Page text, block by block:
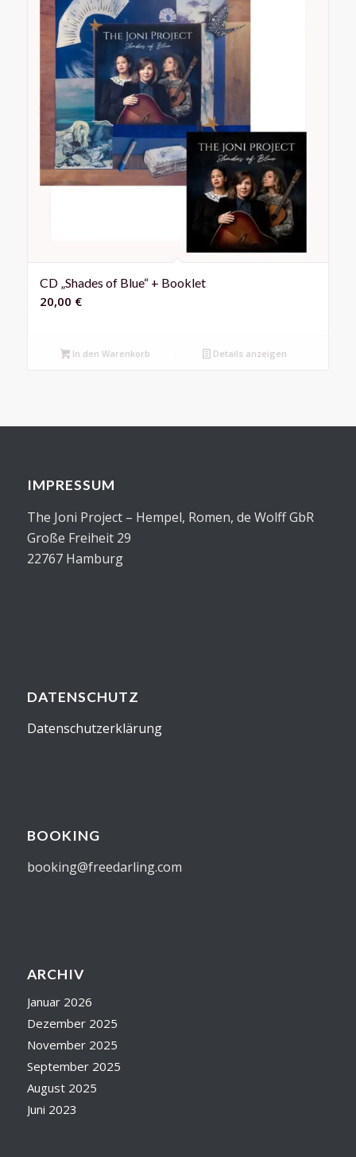
CD „Shades of Blue“ + Booklet
20,00 €
In den Warenkorb Details anzeigen
IMPRESSUM
The Joni Project – Hempel, Romen, de Wolff GbR
Große Freiheit 29
22767 Hamburg
DATENSCHUTZ
Datenschutzerklärung
BOOKING
booking@freedarling.com
ARCHIV
Januar 2026
Dezember 2025
November 2025
September 2025
August 2025
Juni 2023